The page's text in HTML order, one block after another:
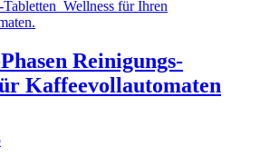
Reinigungs-
Kaffeevollautomaten